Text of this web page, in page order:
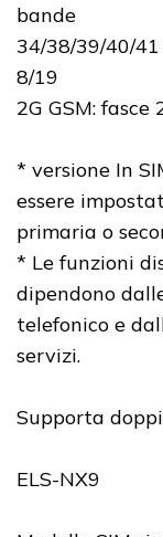
bande
34/38/39/40/
8/19
2G GSM: fasce
* versione In
essere
primaria o
* Le funzioni
dipendono
telefonico e
servizi.
Supporta
ELS-NX9